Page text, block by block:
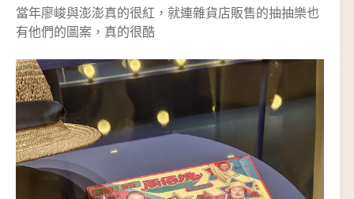
當年廖峻與澎澎真的很紅，就連雜貨店販售的抽抽樂也
有他們的圖案，真的很酷